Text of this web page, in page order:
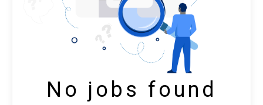
No jobs found